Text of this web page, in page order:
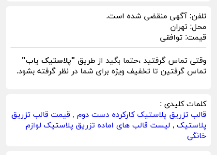
تلفن:آگهی منقضی شده است.
محل: تهران
قیمت: توافقی
وقتی تماس گرفتید ،حتما بگید از طریق "پلاستیک یاب"
تماس گرفتین تا تخفیف ویژه برای شما در نظر گرفته بشود.
کلمات کلیدی :
قالب تزریق پلاستیک کارکرده دست دوم , قیمت قالب تزریق
پلاستیک , لیست قالب های اماده تزریق پلاستیک لوازم
خانگی